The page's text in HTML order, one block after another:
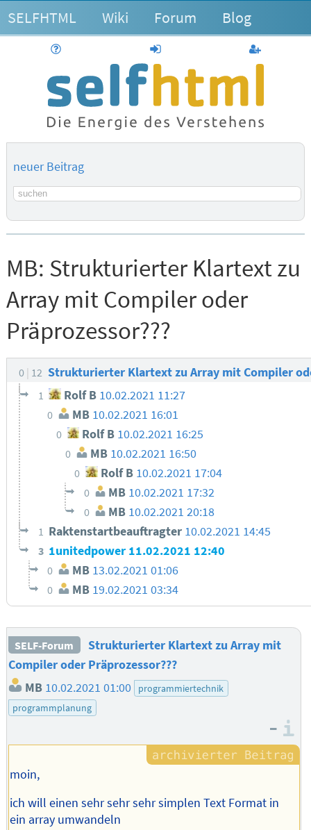
SELFHTML Wiki Forum Blog
anmelden
neuer Beitrag
Suchbegriff
MB: Strukturierter Klartext zu
Array mit Compiler oder
Präprozessor???
0 12 Strukturierter Klartext zu Array mit Compiler
1 Rolf B 10.02.2021 11:27
0 MB 10.02.2021 16:01
0 Rolf B 10.02.2021 16:25
0 MB 10.02.2021 16:50
0 Rolf B 10.02.2021 17:04
0 MB 10.02.2021 17:32
0 MB 10.02.2021 20:18
1 Raktenstartbeauftragter 10.02.2021 14:45
3 1unitedpower 11.02.2021 12:40
0 MB 13.02.2021 01:06
0 MB 19.02.2021 03:34
SELF-Forum
Strukturierter Klartext zu Array mit
Compiler oder Präprozessor???
MB 10.02.2021 01:00
programmiertechnik
programmplanung
–
moin,
ich will einen sehr sehr sehr simplen Text Format in
ein array umwandeln